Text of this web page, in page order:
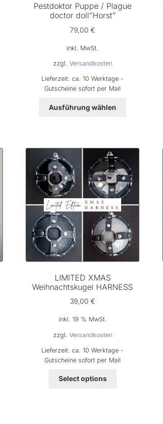
Pestdoktor Puppe / Plague
doctor doll”Horst”
79,00€
inkl. MwSt.
zzgl. Versandkosten
Lieferzeit:ca. 10 Werktage -
Gutscheine sofort per Mail
Ausführung wählen
Die
Optionen
können
Produktseite
gewählt
werden
LIMITED XMAS
Weihnachtskugel HARNESS
39,00€
inkl. 19 % MwSt.
zzgl. Versandkosten
Lieferzeit:ca. 10 Werktage -
Gutscheine sofort per Mail
Select options